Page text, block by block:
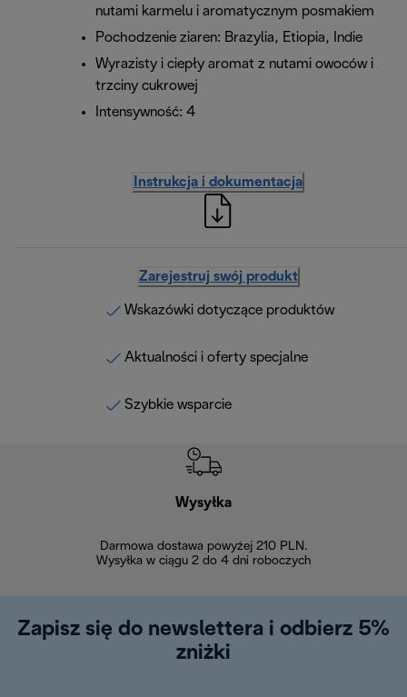
nutami karmelu i aromatycznym posmakiem
Pochodzenie ziaren: Brazylia, Etiopia, Indie
Wyrazisty i ciepły aromat z nutami owoców i
trzciny cukrowej
Intensywność: 4
Instrukcja i dokumentacja
Zarejestruj swój produkt
Wskazówki dotyczące produktów
Aktualności i oferty specjalne
Szybkie wsparcie
Wysyłka
Darmowa dostawa powyżej 210 PLN.
Wysyłka w ciągu 2 do 4 dni roboczych
Zapisz się do newslettera i odbierz 5%
zniżki